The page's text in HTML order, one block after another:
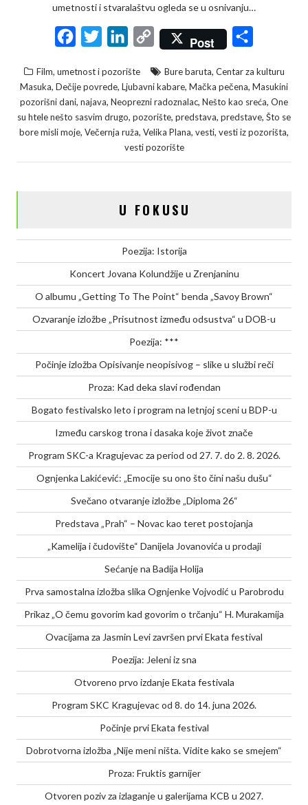
umetnosti i stvaralaštvu ogleda se u osnivanju…
c
e
b
o
o
i
t
t
e
r
n
k
e
d
I
C
p
y
L
i
n
Post
a
r
e
Film, umetnost i pozorište Bure baruta, Centar za kulturu
Masuka, Dečije povrede, Ljubavni kabare, Mačka pečena, Masukini
pozorišni dani, najava, Neoprezni radoznalac, Nešto kao sreća, One
su htele nešto sasvim drugo, pozorište, predstava, predstave, Što se
bore misli moje, Večernja ruža, Velika Plana, vesti, vesti iz pozorišta,
vesti pozorište
U FOKUSU
Poezija: Istorija
Koncert Jovana Kolundžije u Zrenjaninu
O albumu „Getting To The Point“ benda „Savoy Brown“
Ozvaranje izložbe „Prisutnost između odsustva“ u DOB-u
Poezija: ***
Počinje izložba Opisivanje neopisivog – slike u službi reči
Proza: Kad deka slavi rođendan
Bogato festivalsko leto i program na letnjoj sceni u BDP-u
Između carskog trona i dasaka koje život znače
Program SKC-a Kragujevac za period od 27. 7. do 2. 8. 2026.
Ognjenka Lakićević: „Emocije su ono što čini našu dušu“
Svečano otvaranje izložbe „Diploma 26“
Predstava „Prah“ – Novac kao teret postojanja
„Kamelija i čudovište“ Danijela Jovanovića u prodaji
Sećanje na Badija Holija
Prva samostalna izložba slika Ognjenke Vojvodić u Parobrodu
Prikaz „O čemu govorim kad govorim o trčanju“ H. Murakamija
Ovacijama za Jasmin Levi završen prvi Ekata festival
Poezija: Jeleni iz sna
Otvoreno prvo izdanje Ekata festivala
Program SKC Kragujevac od 8. do 14. juna 2026.
Počinje prvi Ekata festival
Dobrotvorna izložba „Nije meni ništa. Vidite kako se smejem“
Proza: Fruktis garnijer
Otvoren poziv za izlaganje u galerijama KCB u 2027.